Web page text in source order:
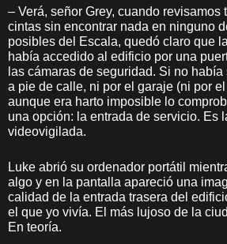
– Verá, señor Grey, cuando revisamos
cintas sin encontrar nada en ninguno
posibles del Escala, quedó claro que
había accedido al edificio por una
las cámaras de seguridad. Si no
a pie de calle, ni por el garaje (ni por
aunque era harto imposible lo
una opción: la entrada de servicio. Es
videovigilada.
Luke abrió su ordenador portátil
algo y en la pantalla apareció una
calidad de la entrada trasera del
el que yo vivía. El más lujoso de la
En teoría.